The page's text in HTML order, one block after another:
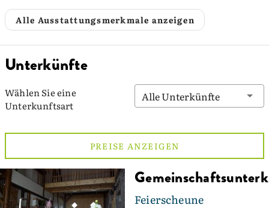
Alle Ausstattungsmerkmale anzeigen
Unterkünfte
Wählen Sie eine
Unterkunftsart
Alle Unterkünfte
PREISE ANZEIGEN
Feierscheune